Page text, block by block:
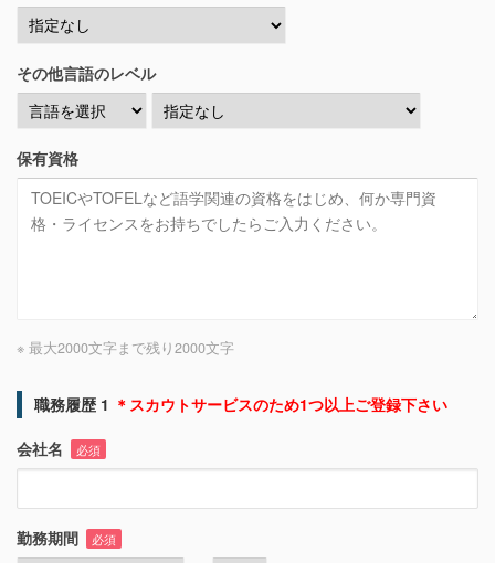
その他言語のレベル
保有資格
※ 最大2000文字まで残り2000文字
職務履歴 1 ＊スカウトサービスのため1つ以上ご登録下さい
会社名
必須
勤務期間 必須